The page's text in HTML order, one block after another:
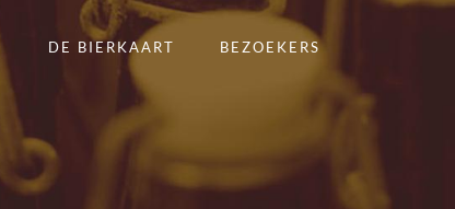
DE BIERKAART BEZOEKERS